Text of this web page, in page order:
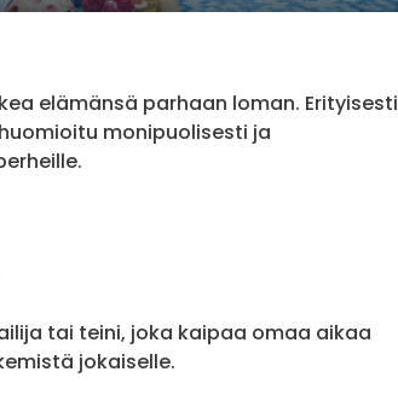
elämänsä parhaan loman. Erityisesti
monipuolisesti ja
tai teini, joka kaipaa omaa aikaa
jokaiselle.